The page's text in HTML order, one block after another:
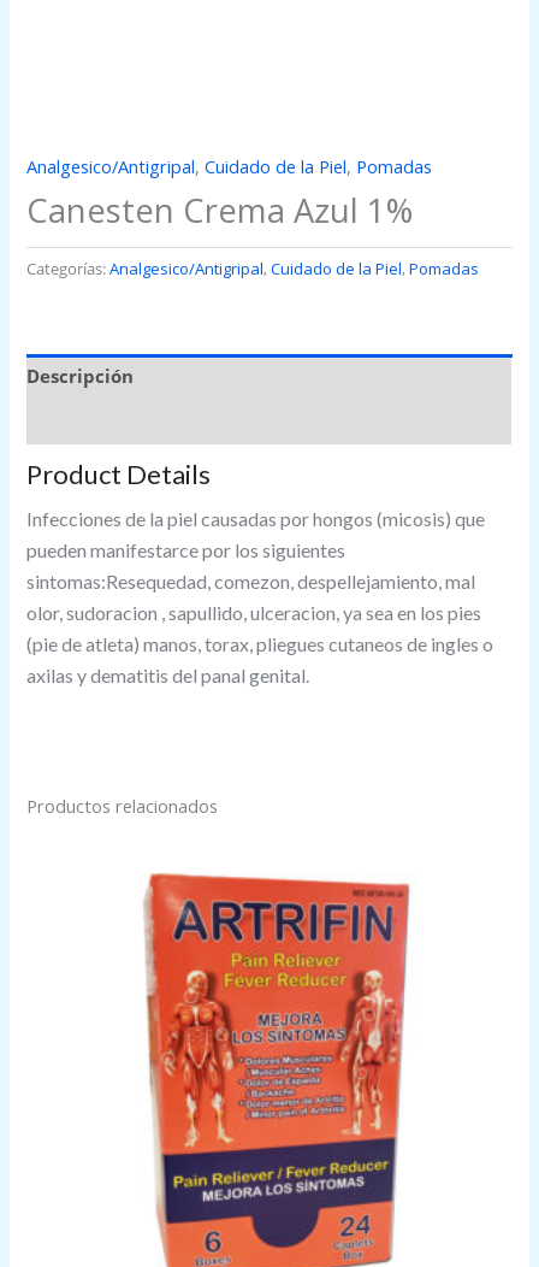
Analgesico/Antigripal,Cuidado de la Piel, Pomadas
Canesten Crema Azul 1%
Categorías:Analgesico/Antigripal,Cuidado de la Piel,Pomadas
Descripción
Product Details
Infecciones de la piel causadas por hongos (micosis) que
pueden manifestarce por los siguientes
sintomas:Resequedad, comezon, despellejamiento, mal
olor, sudoracion , sapullido, ulceracion, ya sea en los pies
(pie de atleta) manos, torax, pliegues cutaneos de ingles o
axilas y dematitis del panal genital.
Productos relacionados